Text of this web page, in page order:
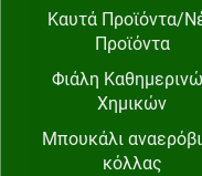
Καυτά Προϊόντα/
Προϊόντα
Φιάλη
Χημικών
Μπουκάλι
κόλλας